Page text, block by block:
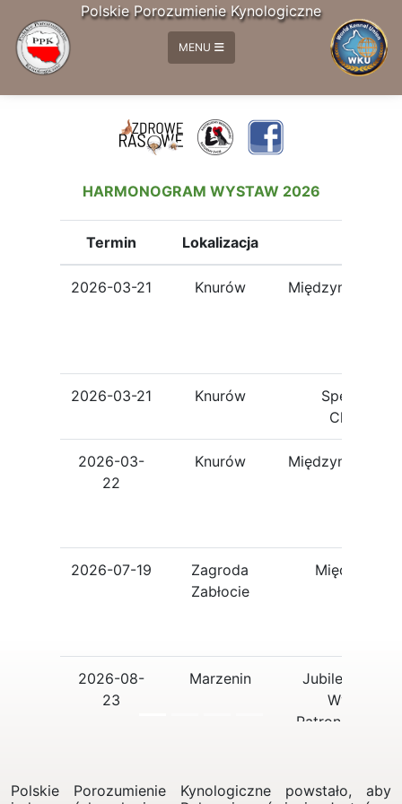
Polskie Porozumienie Kynologiczne
MENU
HARMONOGRAM WYSTAW 2026
Termin Lokalizacja
2026-03-21 Knurów
2026-03-21 Knurów
2026-03-
22
Knurów
2026-07-19
Zagroda
Zabłocie
2026-08-
23
Marzenin
Jubileuszowa
Wystawa
Patronatem
23
Polskie Porozumienie Kynologiczne powstało, aby